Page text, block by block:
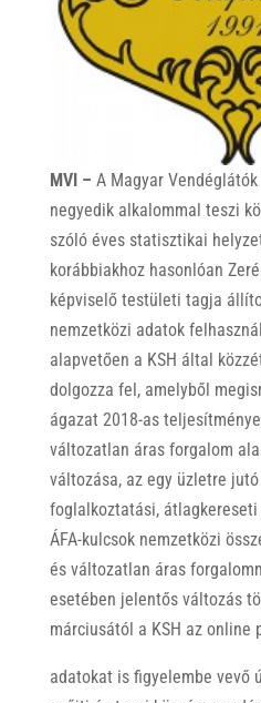
MVI – A Magyar
negyedik alkalommal teszi
szóló éves statisztikai
korábbiakhoz hasonlóan
képviselő testületi tagja
nemzetközi adatok
alapvetően a KSH által
dolgozza fel, amelyből
ágazat 2018-as
változatlan áras forgalom
változása, az egy üzletre
foglalkoztatási,
ÁFA-kulcsok nemzetközi
és változatlan áras
esetében jelentős változás
márciusától a KSH az online
adatokat is figyelembe vevő